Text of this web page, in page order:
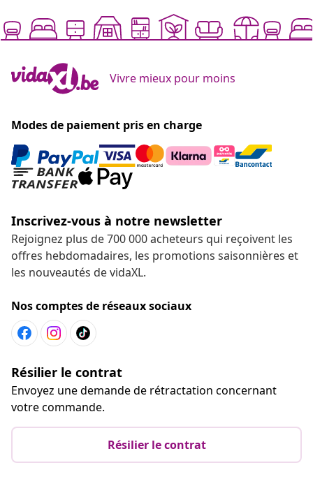
Vivre mieux pour moins
Modes de paiement pris en charge
Inscrivez-vous à notre newsletter
Rejoignez plus de 700 000 acheteurs qui reçoivent les
offres hebdomadaires, les promotions saisonnières et
les nouveautés de vidaXL.
Nos comptes de réseaux sociaux
Résilier le contrat
Envoyez une demande de rétractation concernant
votre commande.
Résilier le contrat